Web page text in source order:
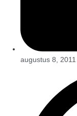
augustus 8, 2011